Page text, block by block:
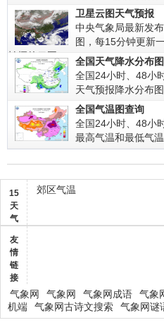
卫星云图天气预报
中央气象局最新发
图，每15分钟更新
拍摄的云图!
全国天气降水分布图
全国24小时、48小
天气预报降水分布图
全国气温图查询
全国24小时、48小
最高气温和最低气
15
天
气
郊区气温
友
情
链
接
气象网 气象网 气象网成语 气象
机端
气象网古诗文搜索 气象网谜